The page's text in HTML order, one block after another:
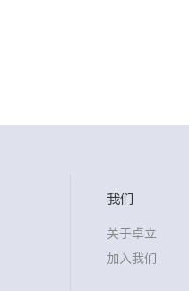
我们
关于卓立
加入我们